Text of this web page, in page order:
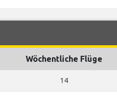
Wöchentliche Flüge
14